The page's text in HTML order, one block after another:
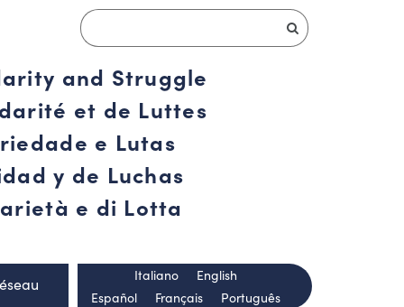
and Struggle
et de Luttes
e Lutas
y de Luchas
e di Lotta
Español Français Português
Italiano English